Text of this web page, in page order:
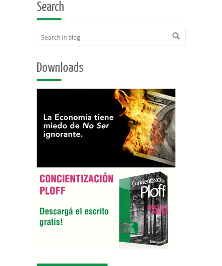
Search
Downloads